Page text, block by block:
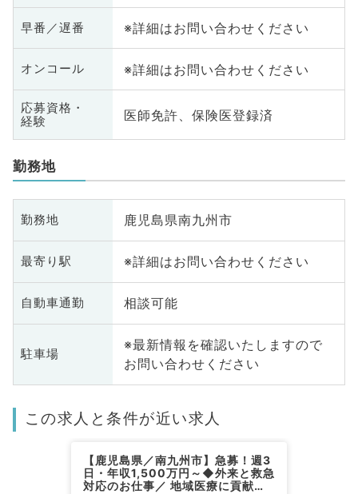
早番／遅番 ※詳細はお問い合わせください
オンコール ※詳細はお問い合わせください
応募資格・
経験
医師免許、保険医登録済
勤務地
勤務地 鹿児島県南九州市
最寄り駅 ※詳細はお問い合わせください
自動車通勤 相談可能
駐車場
※最新情報を確認いたしますので
お問い合わせください
この求人と条件が近い求人
【鹿児島県／南九州市】急募！週3
日・年収1,500万円～◆外来と救急
対応のお仕事／ 地域医療に貢献し